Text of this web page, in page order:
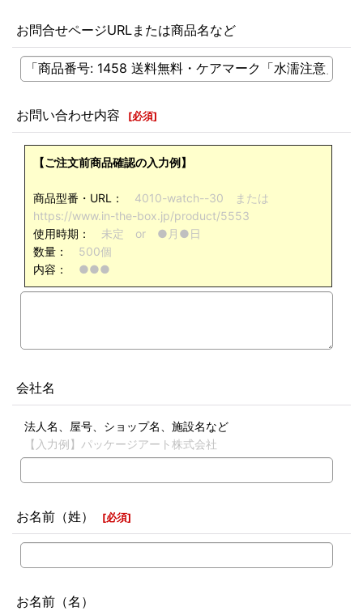
お問合せページURLまたは商品名など
お問い合わせ内容 [必須]
【ご注文前商品確認の入力例】
商品型番・URL： 4010-watch--30 または
https://www.in-the-box.jp/product/5553
使用時期： 未定 or ●月●日
数量： 500個
内容： ●●●
会社名
法人名、屋号、ショップ名、施設名など
【入力例】パッケージアート株式会社
お名前（姓） [必須]
お名前（名）